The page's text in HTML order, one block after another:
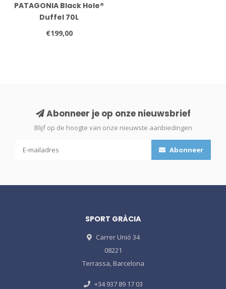
PATAGONIA Black Hole®
Duffel 70L
€199,00
Abonneer je op onze nieuwsbrief
Blijf op de hoogte van onze nieuwste aanbiedingen
Abonneer
SPORT GRÀCIA
Carrer Unió 34
08221
Terrassa, Barcelona
+34 937 89 17 03